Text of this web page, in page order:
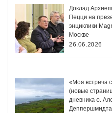
Доклад
Пецци на
энциклики
Москве
26.06.2026
«Моя встреча
(новые
дневника о.